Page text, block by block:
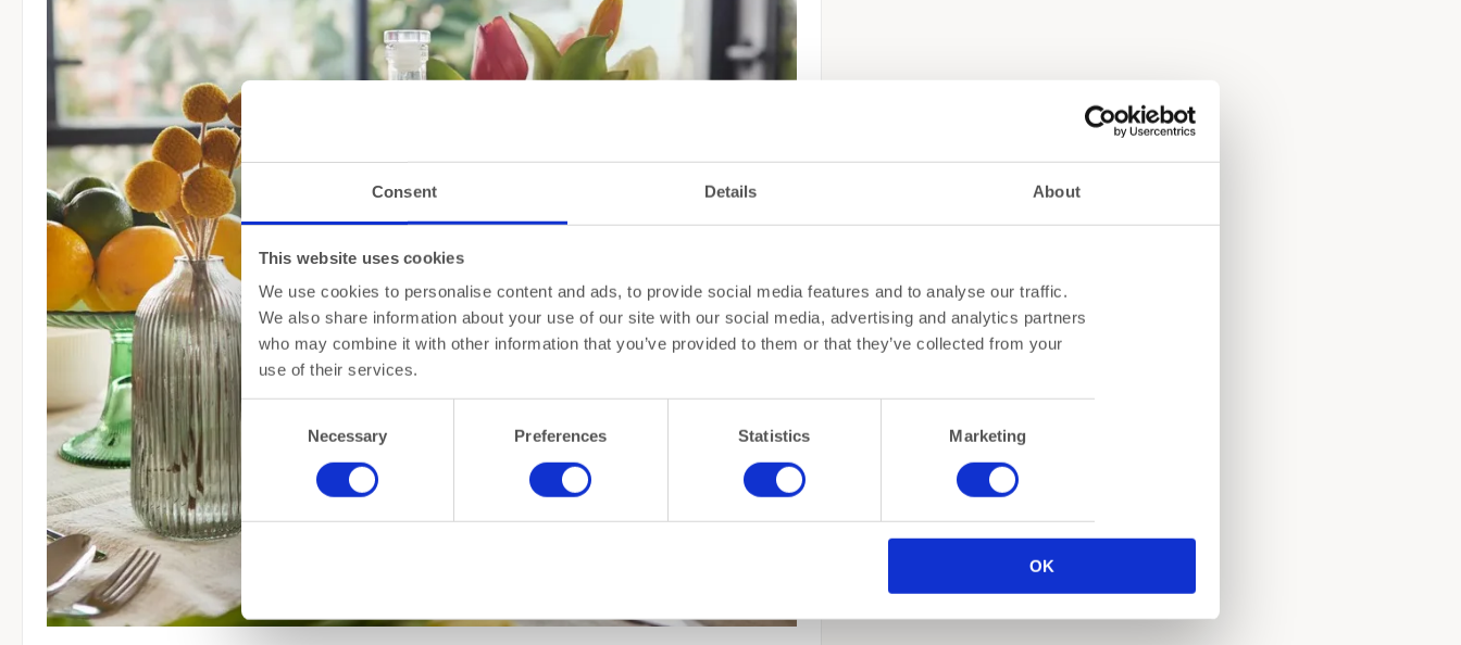
Consent Details About
This website uses cookies
We use cookies to personalise content and ads, to provide social media features and to analyse our traffic.
We also share information about your use of our site with our social media, advertising and analytics partners
who may combine it with other information that you’ve provided to them or that they’ve collected from your
use of their services.
Consent
Necessary Preferences Statistics Marketing
OK